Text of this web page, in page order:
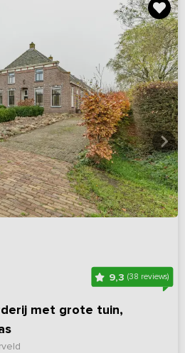
9,3 (38 reviews)
met grote tuin,